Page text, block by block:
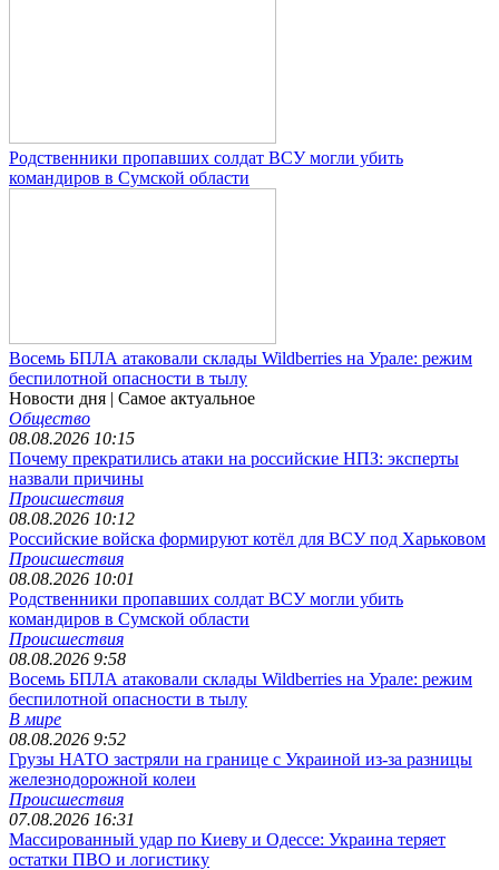
Родственники пропавших солдат ВСУ могли убить
командиров в Сумской области
Восемь БПЛА атаковали склады Wildberries на Урале: режим
беспилотной опасности в тылу
Новости дня | Самое актуальное
Общество
08.08.2026 10:15
Почему прекратились атаки на российские НПЗ: эксперты
назвали причины
Происшествия
08.08.2026 10:12
Российские войска формируют котёл для ВСУ под Харьковом
Происшествия
08.08.2026 10:01
Родственники пропавших солдат ВСУ могли убить
командиров в Сумской области
Происшествия
08.08.2026 9:58
Восемь БПЛА атаковали склады Wildberries на Урале: режим
беспилотной опасности в тылу
В мире
08.08.2026 9:52
Грузы НАТО застряли на границе с Украиной из-за разницы
железнодорожной колеи
Происшествия
07.08.2026 16:31
Массированный удар по Киеву и Одессе: Украина теряет
остатки ПВО и логистику